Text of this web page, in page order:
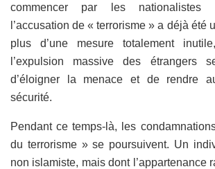
commencer par les nationalistes
l’accusation de « terrorisme » a déjà été
plus d’une mesure totalement
l’expulsion massive des étrangers
d’éloigner la menace et de rendre
sécurité.
Pendant ce temps-là, les
du terrorisme » se poursuivent. Un
non islamiste, mais dont l’appartenance